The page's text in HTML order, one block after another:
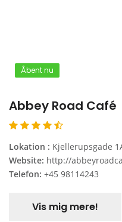
Åbent nu
Abbey Road Café
Lokation : Kjellerupsgade
Website: http://
Telefon: +45 98114243
Vis mig mere!